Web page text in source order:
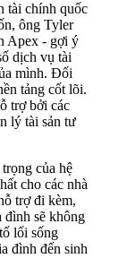
tài chính quốc
ông Tyler
Apex - gợi ý
dịch vụ tài
mình. Đối
tảng cốt lõi.
trợ bởi các
lý tài sản tư
của hệ
cho các nhà
trợ đi kèm,
đình sẽ không
lối sống
đình đến sinh